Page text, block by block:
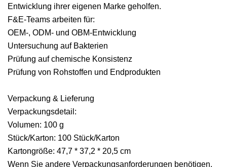
Entwicklung ihrer eigenen Marke geholfen.
F&E-Teams arbeiten für:
OEM-, ODM- und OBM-Entwicklung
Untersuchung auf Bakterien
Prüfung auf chemische Konsistenz
Prüfung von Rohstoffen und Endprodukten
Verpackung & Lieferung
Verpackungsdetail:
Volumen: 100 g
Stück/Karton: 100 Stück/Karton
Kartongröße: 47,7 * 37,2 * 20,5 cm
Wenn Sie andere Verpackungsanforderungen benötigen,